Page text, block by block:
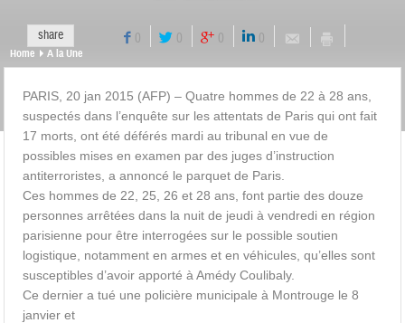
share 0 0 0 0
Home A la Une
PARIS, 20 jan 2015 (AFP) – Quatre hommes de 22 à 28 ans,
suspectés dans l’enquête sur les attentats de Paris qui ont fait
17 morts, ont été déférés mardi au tribunal en vue de
possibles mises en examen par des juges d’instruction
antiterroristes, a annoncé le parquet de Paris.
Ces hommes de 22, 25, 26 et 28 ans, font partie des douze
personnes arrêtées dans la nuit de jeudi à vendredi en région
parisienne pour être interrogées sur le possible soutien
logistique, notamment en armes et en véhicules, qu’elles sont
susceptibles d’avoir apporté à Amédy Coulibaly.
Ce dernier a tué une policière municipale à Montrouge le 8
janvier et